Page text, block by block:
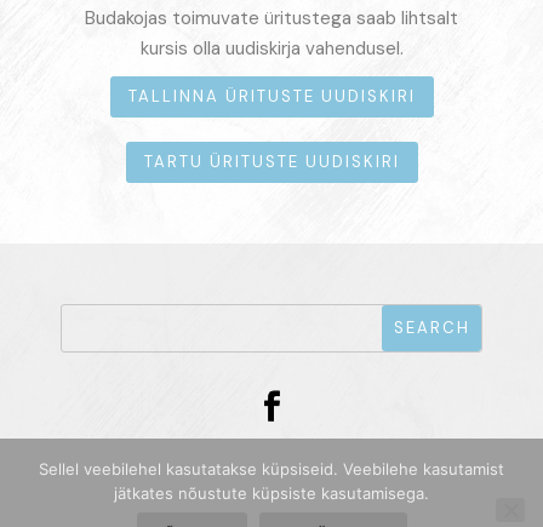
Budakojas toimuvate üritustega saab lihtsalt
kursis olla uudiskirja vahendusel.
TALLINNA ÜRITUSTE UUDISKIRI
TARTU ÜRITUSTE UUDISKIRI
Sellel veebilehel kasutatakse küpsiseid. Veebilehe kasutamist
jätkates nõustute küpsiste kasutamisega.